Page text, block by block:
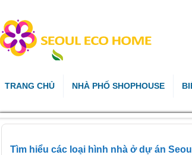
TRANG CHỦ NHÀ PHỐ SHOPHOUSE
Tìm hiểu các loại hình nhà ở dự án